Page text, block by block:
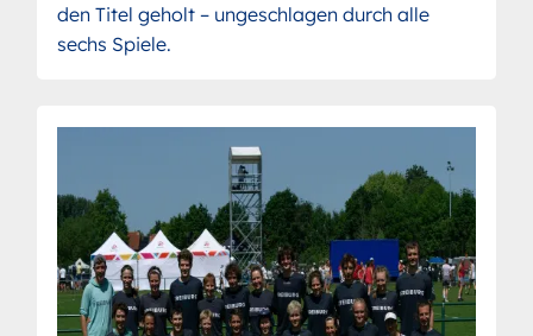
den Titel geholt – ungeschlagen durch alle
sechs Spiele.